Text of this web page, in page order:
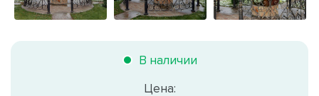
В наличии
Цена: